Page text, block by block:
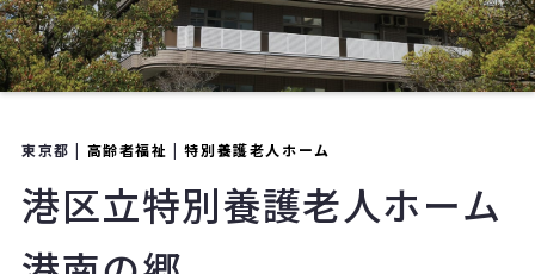
東京都 | 高齢者福祉 |特別養護老人ホーム
港区立特別養護老人ホーム